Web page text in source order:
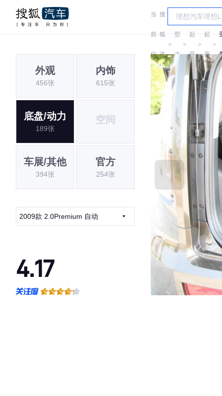
当
前
位
置:
搜
狐
汽
车
＞
车
型
大
全
＞
起
亚
＞
起
亚
＞
外观
456张
内饰
615张
底盘/动力
189张
空间
车展/其他
394张
官方
254张
2009款 2.0Premium 自动
4.17